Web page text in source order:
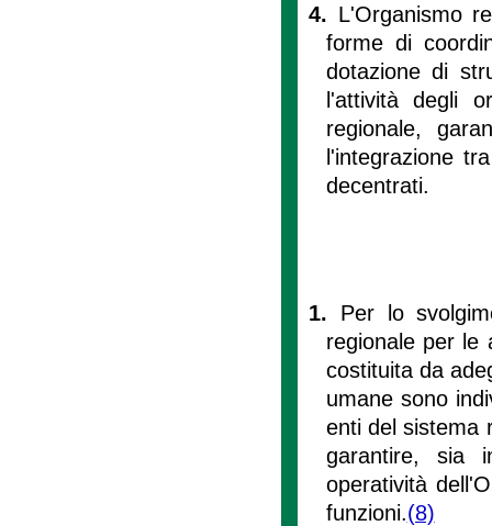
4. L'Organismo
forme di
dotazione di
l'attività degli
regionale,
l'integrazione
decentrati.
1. Per lo
regionale per le
costituita da
umane sono
enti del sistema
garantire, sia
operatività
funzioni.(8)